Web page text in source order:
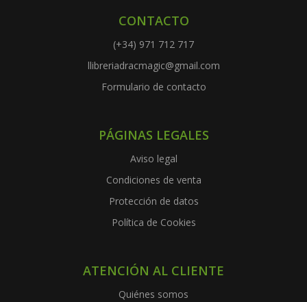
CONTACTO
(+34) 971 712 717
llibreriadracmagic@gmail.com
Formulario de contacto
PÁGINAS LEGALES
Aviso legal
Condiciones de venta
Protección de datos
Política de Cookies
ATENCIÓN AL CLIENTE
Quiénes somos